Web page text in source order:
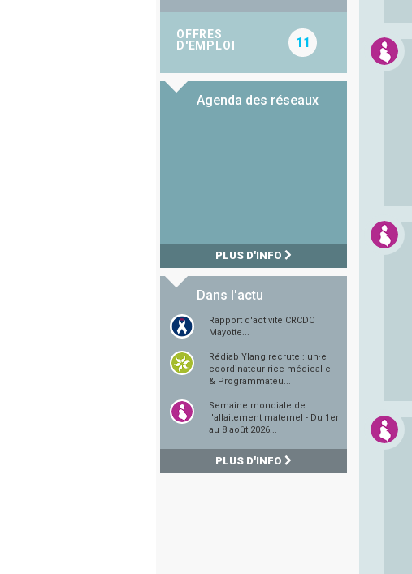
OFFRES
D'EMPLOI
11
Agenda des réseaux
PLUS D'INFO
Dans l'actu
Rapport d'activité CRCDC
Mayotte...
Rédiab Ylang recrute : un·e
coordinateur·rice médical·e
& Programmateu...
Semaine mondiale de
l'allaitement maternel - Du 1er
au 8 août 2026...
PLUS D'INFO